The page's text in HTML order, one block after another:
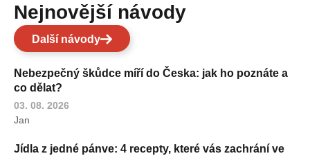
Nejnovější návody
Další návody
Nebezpečný škůdce míří do Česka: jak ho poznáte a
co dělat?
03. 08. 2026
Jan
Jídla z jedné pánve: 4 recepty, které vás zachrání ve